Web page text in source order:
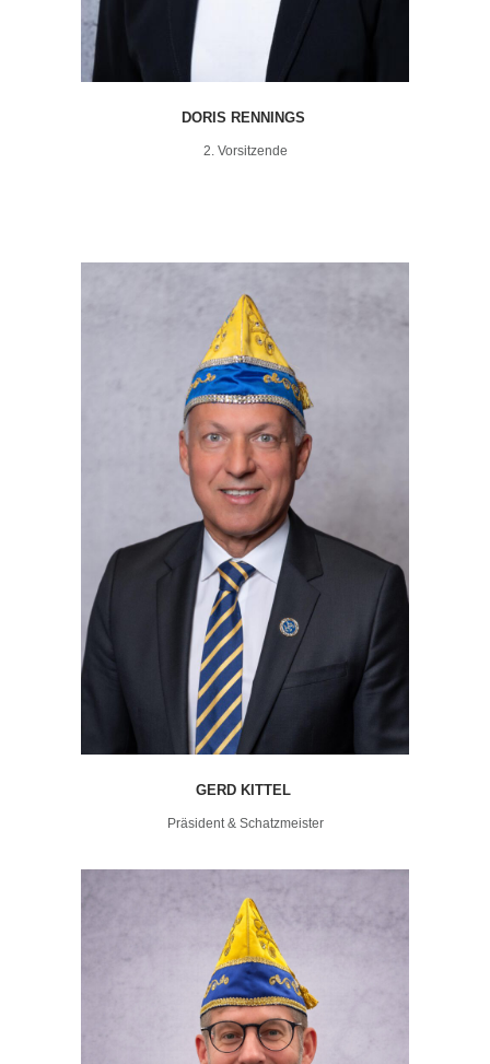
DORIS RENNINGS
2. Vorsitzende
GERD KITTEL
Präsident & Schatzmeister